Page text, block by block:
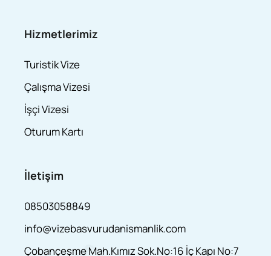
Hizmetlerimiz
Turistik Vize
Çalışma Vizesi
İşçi Vizesi
Oturum Kartı
İletişim
08503058849
info@vizebasvurudanismanlik.com
Çobançeşme Mah.Kımız Sok.No:16 İç Kapı No:7